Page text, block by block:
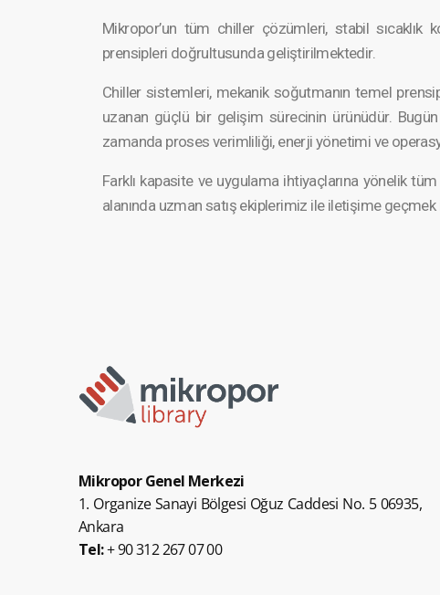
Mikropor’un tüm chiller çözümleri, stabil
prensipl­eri doğrultu­sunda geliştir­ilmektedir.
Chiller sistemleri, mekanik soğutmanın temel
uzanan güçlü bir gelişim sürecinin ürünüdür.
zamanda proses verimlil­iği, enerji yönetimi ve
Farklı kapasite ve uygulama ihtiyaçl­arına yönelik
alanında uzman satış ekipleri­miz ile iletişime geçmek
Mikropor Genel Merkezi
1. Organize Sanayi Bölgesi Oğuz Caddesi No. 5 06935,
Ankara
Tel:+ 90 312 267 07 00